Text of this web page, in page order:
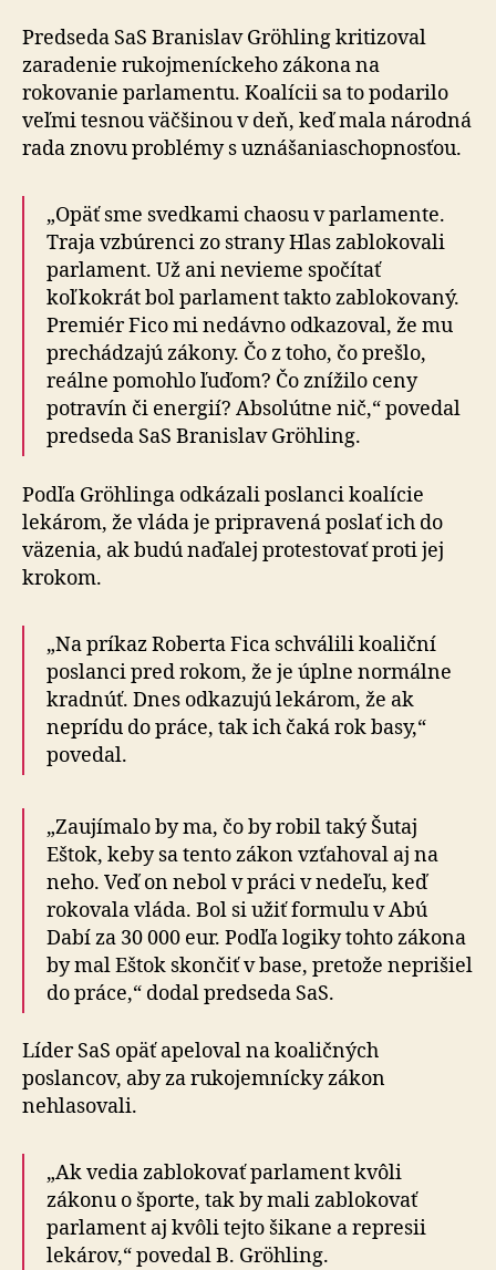
Predseda SaS Branislav Gröhling kritizoval
zaradenie rukojmeníckeho zákona na
rokovanie parlamentu. Koalícii sa to podarilo
veľmi tesnou väčšinou v deň, keď mala národná
rada znovu problémy s uznášaniaschopnosťou.
„Opäť sme svedkami chaosu v parlamente.
Traja vzbú­ren­ci zo strany Hlas zablokovali
parlament. Už ani nevieme spočítať
koľkokrát bol parlament takto zablokovaný.
Premiér Fico mi nedávno odkazoval, že mu
prechádzajú zákony. Čo z toho, čo prešlo,
reálne pomohlo ľuďom? Čo znížilo ceny
potravín či energií? Absolútne nič,“ povedal
predseda SaS Branislav Gröhling.
Podľa Gröhlinga odkázali poslanci koalície
lekárom, že vláda je pripravená poslať ich do
väzenia, ak budú na­ďa­lej protestovať proti jej
krokom.
„Na príkaz Roberta Fica schválili koaliční
poslanci pred rokom, že je úplne normálne
kradnúť. Dnes odkazujú lekárom, že ak
neprídu do práce, tak ich čaká rok basy,“
povedal.
„Zaujímalo by ma, čo by robil taký Šutaj
Eštok, keby sa tento zákon vzťahoval aj na
neho. Veď on nebol v práci v nedeľu, keď
rokovala vláda. Bol si užiť formulu v Abú
Dabí za 30 000 eur. Podľa logiky tohto zákona
by mal Eštok skončiť v base, pretože neprišiel
do práce,“ dodal predseda SaS.
Líder SaS opäť apeloval na koaličných
poslancov, aby za rukojemnícky zákon
nehlasovali.
„Ak vedia zablokovať parlament kvôli
zákonu o športe, tak by mali zablokovať
parlament aj kvôli tejto šikane a represii
lekárov,“ povedal B. Gröhling.